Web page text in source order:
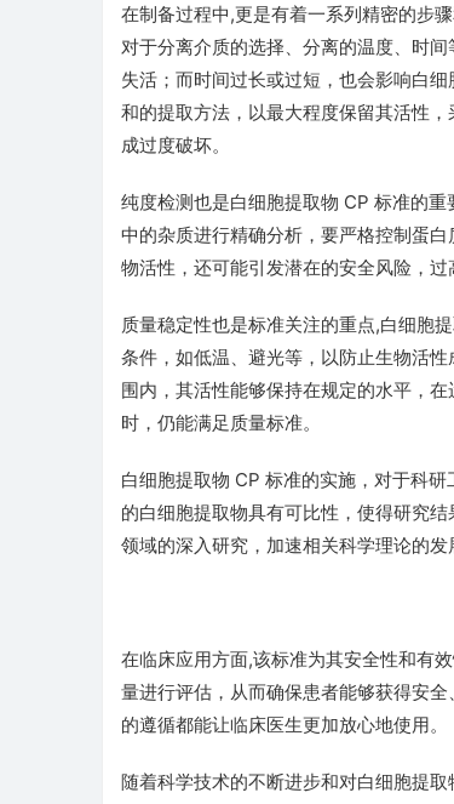
在制备过程中,更是有着一系列精密的步
对于分离介质的选择、分离的温度、时
失活；而时间过长或过短，也会影响白
和的提取方法，以最大程度保留其活性
成过度破坏。
纯度检测也是白细胞提取物 CP 标准的
中的杂质进行精确分析，要严格控制蛋
物活性，还可能引发潜在的安全风险，
质量稳定性也是标准关注的重点,白细胞
条件，如低温、避光等，以防止生物活
围内，其活性能够保持在规定的水平，
时，仍能满足质量标准。
白细胞提取物 CP 标准的实施，对于科
的白细胞提取物具有可比性，使得研究
领域的深入研究，加速相关科学理论的发
在临床应用方面,该标准为其安全性和有
量进行评估，从而确保患者能够获得安
的遵循都能让临床医生更加放心地使用。
随着科学技术的不断进步和对白细胞提